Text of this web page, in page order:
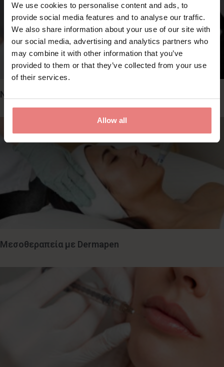
We use cookies to personalise content and ads, to
provide social media features and to analyse our traffic.
We also share information about your use of our site with
our social media, advertising and analytics partners who
may combine it with other information that you’ve
provided to them or that they’ve collected from your use
of their services.
Allow all
Nordlys Laser – Candela
Μεσοθεραπεία με Dermapen